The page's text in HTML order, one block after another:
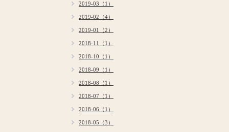
2019-03（1）
2019-02（4）
2019-01（2）
2018-11（1）
2018-10（1）
2018-09（1）
2018-08（1）
2018-07（1）
2018-06（1）
2018-05（3）